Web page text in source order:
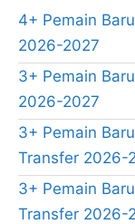
4+ Pemain
2026-2027
3+ Pemain
2026-2027
3+ Pemain
Transfer 2026-
3+ Pemain
Transfer 2026-